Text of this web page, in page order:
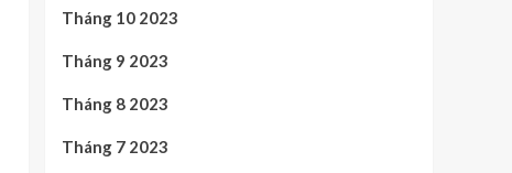
Tháng 10 2023
Tháng 9 2023
Tháng 8 2023
Tháng 7 2023